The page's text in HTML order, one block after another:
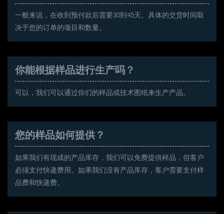
一般来说，在收到预付款后需要30到45天。具体的交货时间取
决于您的订单的项目和数量。
你能根据样品进行生产吗？
可以，我们可以通过你们的样品或技术图纸来生产产品。
您的样品如何提供？
如果我们有现成的产品库存，我们可以免费提供样品，但客户
必须支付快递费用。如果我们没有产品库存，客户需要支付样
品费和快递费。